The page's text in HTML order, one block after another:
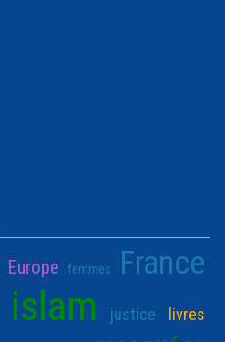
Europe femmes France
islam justice livres